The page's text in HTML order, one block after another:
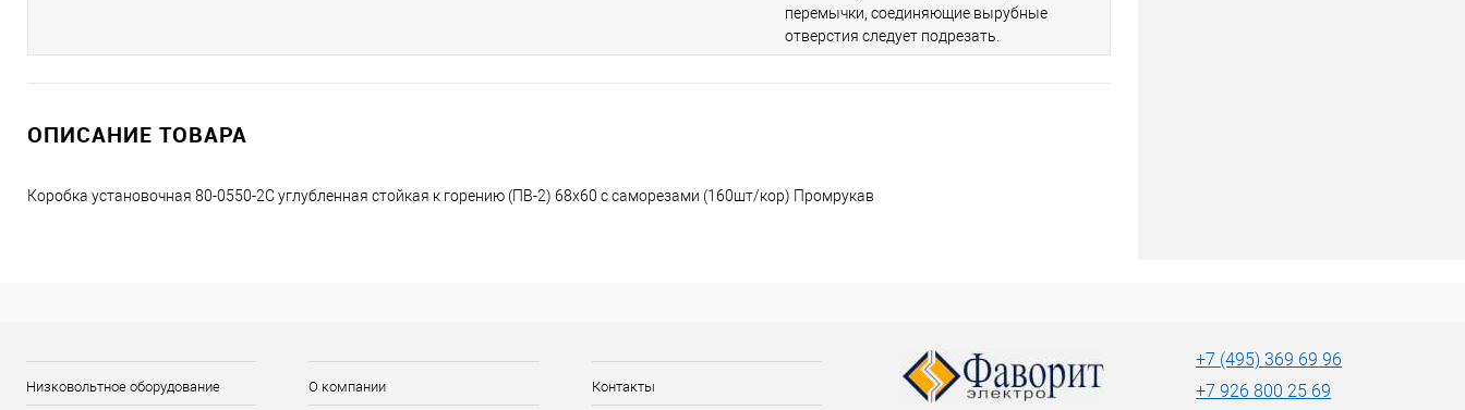
перемычки, соединяющие вырубные
отверстия следует подрезать.
ОПИСАНИЕ ТОВАРА
Коробка установочная 80-0550-2С углубленная стойкая к горению (ПВ-2) 68х60 с саморезами (160шт/кор) Промрукав
Низковольтное оборудование О компании Контакты
+7 (495) 369 69 96
+7 926 800 25 69